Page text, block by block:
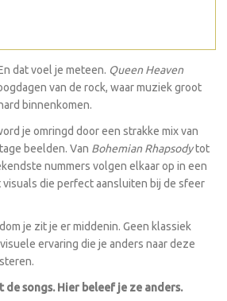
dat voel je meteen. Queen Heaven
van de rock, waar muziek groot
binnenkomen.
je omringd door een strakke mix van
beelden. Van Bohemian Rhapsodytot
nummers volgen elkaar op in een
die perfect aansluiten bij de sfeer
je zit je er middenin. Geen klassiek
ervaring die je anders naar deze
de songs. Hier beleef je ze anders.